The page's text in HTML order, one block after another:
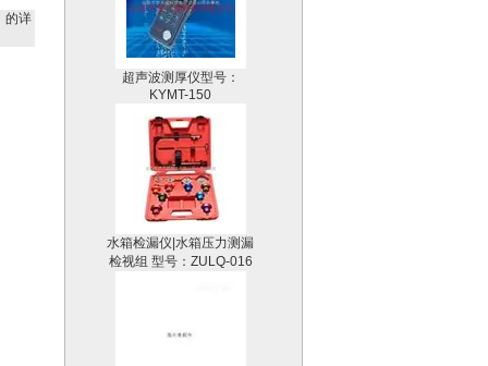
的详
超声波测厚仪型号：
KYMT-150
水箱检漏仪|水箱压力测漏
检视组 型号：ZULQ-016